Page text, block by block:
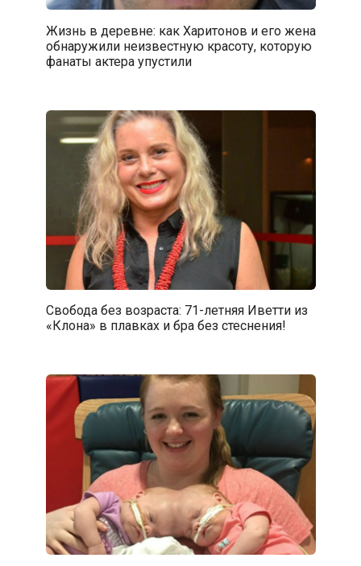
Жизнь в деревне: как Харитонов и его жена
обнаружили неизвестную красоту, которую
фанаты актера упустили
Свобода без возраста: 71-летняя Иветти из
«Клона» в плавках и бра без стеснения!